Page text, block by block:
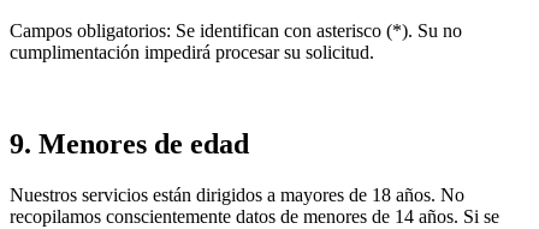
Campos obligatorios: Se identifican con asterisco (*). Su no
cumplimentación impedirá procesar su solicitud.
9. Menores de edad
Nuestros servicios están dirigidos a mayores de 18 años. No
recopilamos conscientemente datos de menores de 14 años. Si se